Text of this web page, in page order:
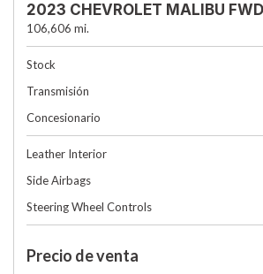
2023 CHEVROLET MALIBU
106,606 mi.
Stock
Transmisión
Concesionario
Leather Interior
Side Airbags
Steering Wheel Controls
Precio de venta